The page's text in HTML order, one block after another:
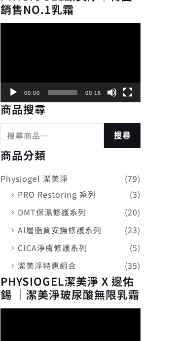
銷售NO.1乳霜
00:00 00:16
商品搜尋
搜尋
商品分類
Physiogel 潔美淨
(79)
PRO Restoring 系列
(3)
DMT保濕修護系列
(20)
AI層脂質安撫修護系列
(23)
CICA淨膚修護系列
(5)
潔美淨特惠組合
(35)
PHYSIOGEL潔美淨 X 邊佑
錫 ｜潔美淨玻尿酸無限乳霜